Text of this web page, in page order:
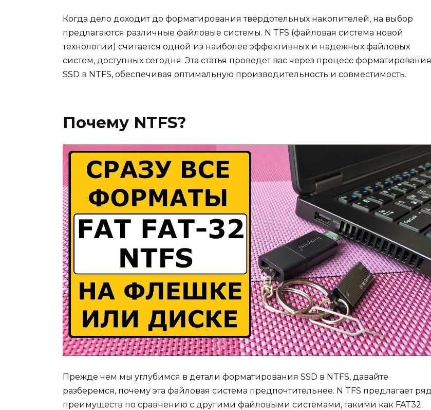
Когда дело доходит до форматирования твердотельных накопителей, на выбор
предлагаются различные файловые системы. N TFS (файловая система новой
технологии) считается одной из наиболее эффективных и надежных файловых
систем, доступных сегодня. Эта статья проведет вас через процесс форматирования
SSD в NTFS, обеспечивая оптимальную производительность и совместимость.
Почему NTFS?
Прежде чем мы углубимся в детали форматирования SSD в NTFS, давайте
разберемся, почему эта файловая система предпочтительнее. N TFS предлагает ряд
преимуществ по сравнению с другими файловыми системами, такими как FAT32